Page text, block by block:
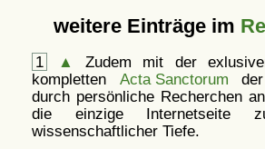
weitere Einträge im
1 ▲
Zudem mit der
kompletten Acta Sanctorum
durch persönliche Recherchen
die einzige Internetseite
wissenschaftlicher Tiefe.